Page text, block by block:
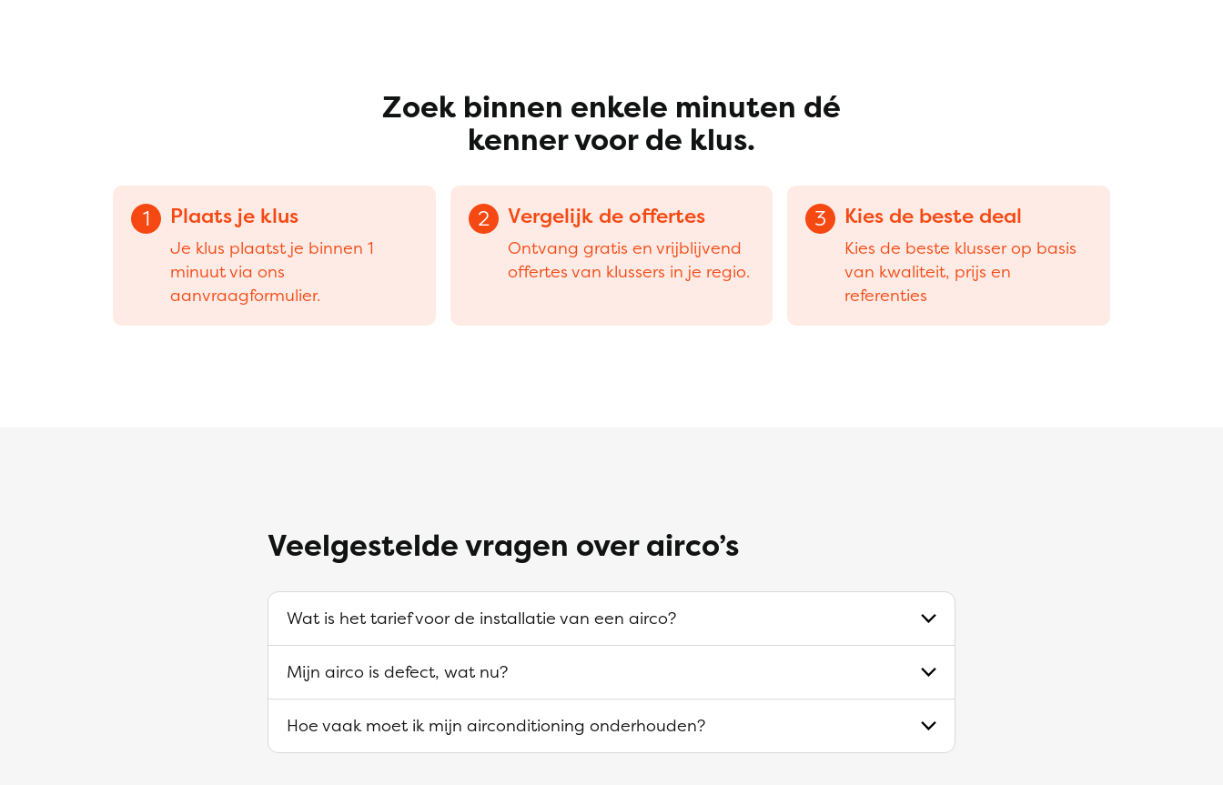
Zoek binnen enkele minuten dé
kenner voor de klus.
1 Plaats je klus
Je klus plaatst je binnen 1
minuut via ons
aanvraagformulier.
2 Vergelijk de offertes
Ontvang gratis en vrijblijvend
offertes van klussers in je regio.
3 Kies de beste deal
Kies de beste klusser op basis
van kwaliteit, prijs en
referenties
Veelgestelde vragen over airco’s
Wat is het tarief voor de installatie van een airco?
Mijn airco is defect, wat nu?
Hoe vaak moet ik mijn airconditioning onderhouden?